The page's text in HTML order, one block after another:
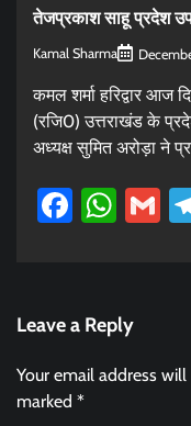
तेजप्रकाश साहू प्रदेश
Kamal Sharma
कमल शर्मा हरिद्वार आज
(रजि0) उत्तराखंड के
अध्यक्ष सुमित अरोड़ा ने
Leave a Reply
Your email address
marked *